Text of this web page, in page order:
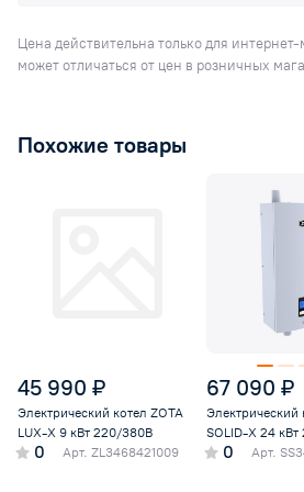
Цена действительна только для
может отличаться от цен в розничных
Похожие товары
45 990 ₽
Электрический котел ZOTA
LUX-X 9 кВт 220/380В
0 Арт. ZL3468421009
67 090 ₽
Электрический
SOLID-X 24
0 Арт.